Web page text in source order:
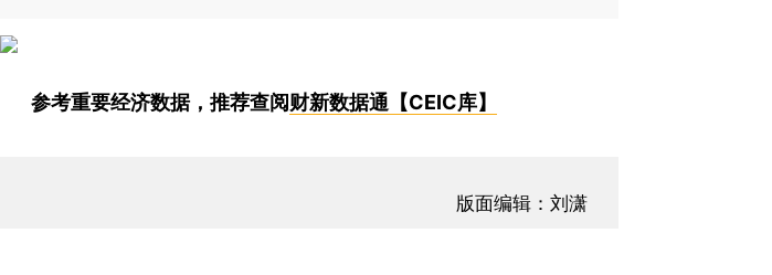
参考重要经济数据，推荐查阅财新数据通【CEIC库】
版面编辑：刘潇